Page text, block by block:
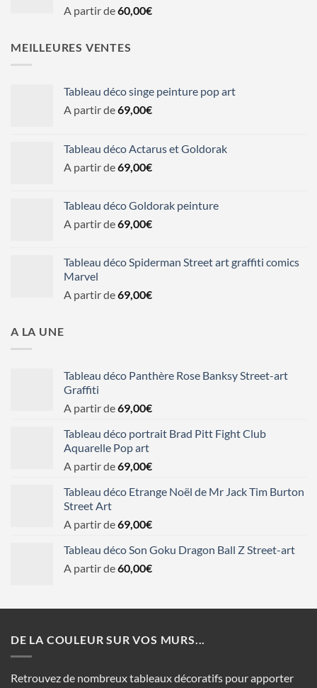
A partir de60,00€
MEILLEURES VENTES
Tableau déco singe peinture pop art
A partir de69,00€
Tableau déco Actarus et Goldorak
A partir de69,00€
Tableau déco Goldorak peinture
A partir de69,00€
Tableau déco Spiderman Street art graffiti comics
Marvel
A partir de69,00€
A LA UNE
Tableau déco Panthère Rose Banksy Street-art
Graffiti
A partir de69,00€
Tableau déco portrait Brad Pitt Fight Club
Aquarelle Pop art
A partir de69,00€
Tableau déco Etrange Noël de Mr Jack Tim Burton
Street Art
A partir de69,00€
Tableau déco Son Goku Dragon Ball Z Street-art
A partir de60,00€
DE LA COULEUR SUR VOS MURS...
Retrouvez de nombreux tableaux décoratifs pour apporter